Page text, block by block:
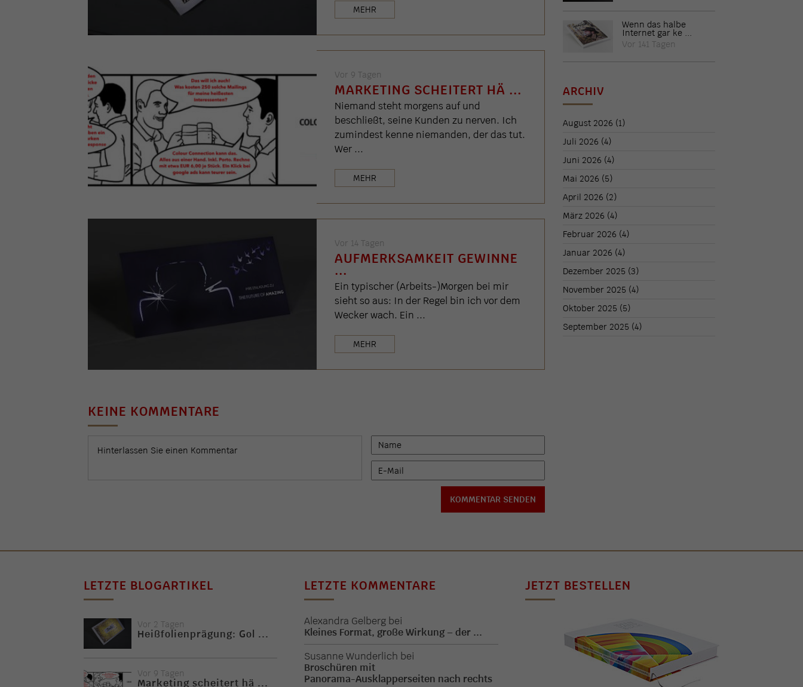
MEHR
Vor 9 Tagen
MARKETING SCHEITERT HÄ ...
Niemand steht morgens auf und
beschließt, seine Kunden zu nerven. Ich
zumindest kenne niemanden, der das tut.
Wer ...
MEHR
Vor 14 Tagen
AUFMERKSAMKEIT GEWINNE
...
Ein typischer (Arbeits-)Morgen bei mir
sieht so aus: In der Regel bin ich vor dem
Wecker wach. Ein ...
MEHR
KEINE KOMMENTARE
Wenn das halbe
Internet gar ke ...
Vor 141 Tagen
ARCHIV
August 2026 (1)
Juli 2026 (4)
Juni 2026 (4)
Mai 2026 (5)
April 2026 (2)
März 2026 (4)
Februar 2026 (4)
Januar 2026 (4)
Dezember 2025 (3)
November 2025 (4)
Oktober 2025 (5)
September 2025 (4)
LETZTE BLOGARTIKEL
Vor 2 Tagen
Heißfolienprägung: Gol ...
Vor 9 Tagen
Marketing scheitert hä ...
LETZTE KOMMENTARE
Alexandra Gelberg bei
Kleines Format, große Wirkung – der ...
Susanne Wunderlich bei
Broschüren mit
Panorama-Ausklapperseiten nach rechts
JETZT BESTELLEN